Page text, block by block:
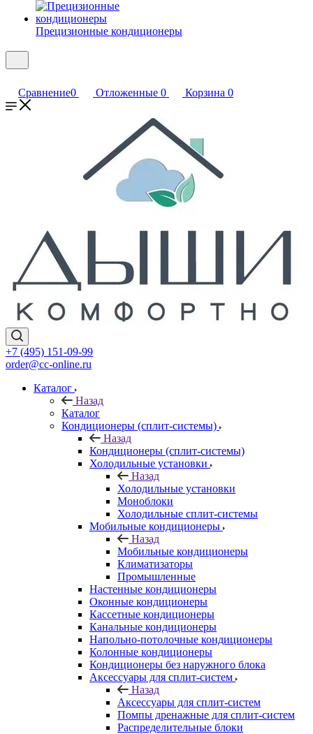
Прецизионные кондиционеры
Сравнение0 Отложенные 0 Корзина 0
+7 (495) 151-09-99
order@cc-online.ru
Каталог
Назад
Каталог
Кондиционеры (сплит-системы)
Назад
Кондиционеры (сплит-системы)
Холодильные установки
Назад
Холодильные установки
Моноблоки
Холодильные сплит-системы
Мобильные кондиционеры
Назад
Мобильные кондиционеры
Климатизаторы
Промышленные
Настенные кондиционеры
Оконные кондиционеры
Кассетные кондиционеры
Канальные кондиционеры
Напольно-потолочные кондиционеры
Колонные кондиционеры
Кондиционеры без наружного блока
Аксессуары для сплит-систем
Назад
Аксессуары для сплит-систем
Помпы дренажные для сплит-систем
Распределительные блоки